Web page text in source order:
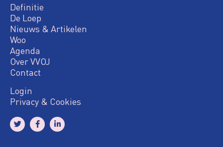
Definitie
De Loep
Nieuws & Artikelen
Woo
Agenda
Over VVOJ
Contact
Login
Privacy & Cookies